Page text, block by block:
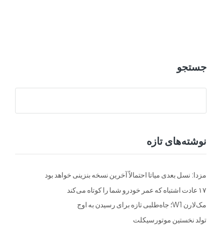
جستجو
نوشته‌های تازه
مزدا: نسل بعدی میاتا احتمالاً آخرین نسخه بنزینی خواهد بود
۱۷ عادت اشتباه که عمر خودرو شما را کوتاه می‌کند
مک‌لارن W1؛ جاه‌طلبی تازه برای رسیدن به اوج
تولد نخستین موتورسیکلت